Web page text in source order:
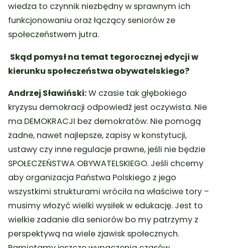
wiedza to czynnik niezbędny w sprawnym ich
funkcjonowaniu oraz łączący seniorów ze
społeczeństwem jutra.
Skąd pomysł na temat tegorocznej edycji w
kierunku społeczeństwa obywatelskiego?
Andrzej Sławiński:W czasie tak głębokiego
kryzysu demokracji odpowiedź jest oczywista. Nie
ma DEMOKRACJI bez demokratów. Nie pomogą
żadne, nawet najlepsze, zapisy w konstytucji,
ustawy czy inne regulacje prawne, jeśli nie będzie
SPOŁECZEŃSTWA OBYWATELSKIEGO. Jeśli chcemy
aby organizacja Państwa Polskiego z jego
wszystkimi strukturami wróciła na właściwe tory –
musimy włożyć wielki wysiłek w edukację. Jest to
wielkie zadanie dla seniorów bo my patrzymy z
perspektywą na wiele zjawisk społecznych.